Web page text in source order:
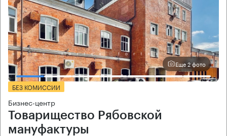
Еще 2 фото
БЕЗ КОМИССИИ
Бизнес-центр
Товарищество Рябовской
мануфактуры